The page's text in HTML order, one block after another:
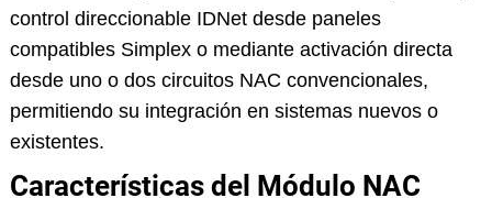
control direccionable IDNet desde paneles
compatibles Simplex o mediante activación directa
desde uno o dos circuitos NAC convencionales,
permitiendo su integración en sistemas nuevos o
existentes.
Características del Módulo NAC